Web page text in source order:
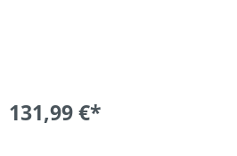
131,99 €*